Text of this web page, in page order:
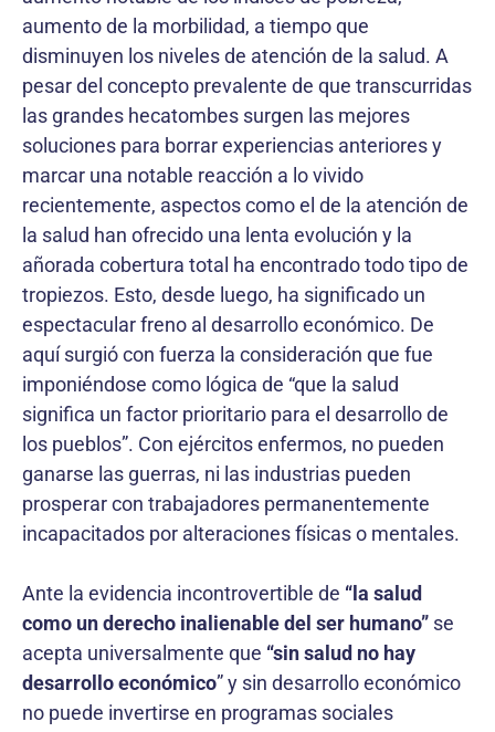
aumento de la morbilidad, a tiempo que
disminuyen los niveles de atención de la salud. A
pesar del concepto prevalente de que transcurridas
las grandes hecatombes surgen las mejores
soluciones para borrar experiencias anteriores y
marcar una notable reacción a lo vivido
recientemente, aspectos como el de la atención de
la salud han ofrecido una lenta evolución y la
añorada cobertura total ha encontrado todo tipo de
tropiezos. Esto, desde luego, ha significado un
espectacular freno al desarrollo económico. De
aquí surgió con fuerza la consideración que fue
imponiéndose como lógica de “que la salud
significa un factor prioritario para el desarrollo de
los pueblos”. Con ejércitos enfermos, no pueden
ganarse las guerras, ni las industrias pueden
prosperar con trabajadores permanentemente
incapacitados por alteraciones físicas o mentales.
Ante la evidencia incontrovertible de “la salud
como un derecho inalienable del ser humano” se
acepta universalmente que “sin salud no hay
desarrollo económico” y sin desarrollo económico
no puede invertirse en programas sociales